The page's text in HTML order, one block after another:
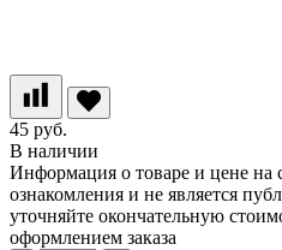
45 руб.
В наличии
Информация о товаре и цене на
ознакомления и не является
уточняйте окончательную
оформлением заказа